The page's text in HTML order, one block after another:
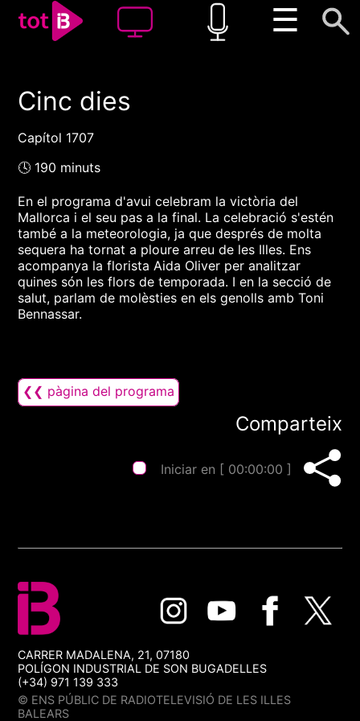
☰
00:00 00:00
Cinc dies
Capítol 1707
🕓 190 minuts
En el programa d'avui celebram la victòria del
Mallorca i el seu pas a la final. La celebració s'estén
també a la meteorologia, ja que després de molta
sequera ha tornat a ploure arreu de les Illes. Ens
acompanya la florista Aida Oliver per analitzar
quines són les flors de temporada. I en la secció de
salut, parlam de molèsties en els genolls amb Toni
Bennassar.
❮❮ pàgina del programa
Comparteix
Iniciar en [ 00:00:00 ]
CARRER MADALENA, 21, 07180
POLÍGON INDUSTRIAL DE SON BUGADELLES
(+34) 971 139 333
© ENS PÚBLIC DE RADIOTELEVISIÓ DE LES ILLES
BALEARS